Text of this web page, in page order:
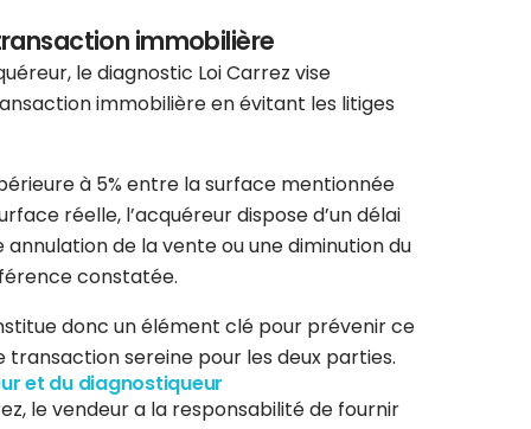
immobilière
le diagnostic Loi Carrez vise
immobilière en évitant les litiges
à 5% entre la surface mentionnée
réelle, l’acquéreur dispose d’un délai
annulation de la vente ou une diminution du
constatée.
donc un élément clé pour prévenir ce
transaction sereine pour les deux parties.
et du diagnostiqueur
le vendeur a la responsabilité de fournir